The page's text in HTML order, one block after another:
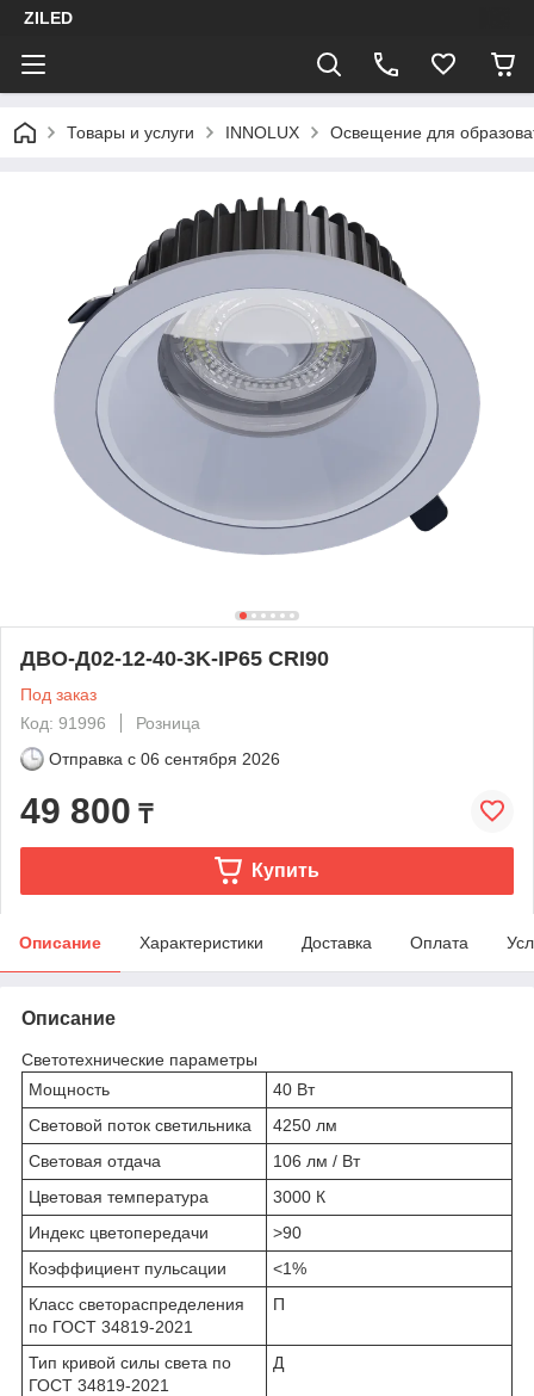
ZILED
Товары и услуги INNOLUX Освещение для
ДВО-Д02-12-40-3K-IP65 CRI90
Под заказ
Код: 91996
Розница
Отправка с 06 сентября 2026
49 800 ₸
Купить
Описание Характеристики Доставка Оплата
Описание
Светотехнические параметры
Мощность
40 Вт
Световой поток светильника
4250 лм
Световая отдача
106 лм / Вт
Цветовая температура
3000 К
Индекс цветопередачи
>90
Коэффициент пульсации
<1%
Класс светораспределения
по ГОСТ 34819-2021
П
Тип кривой силы света по
ГОСТ 34819-2021
Д